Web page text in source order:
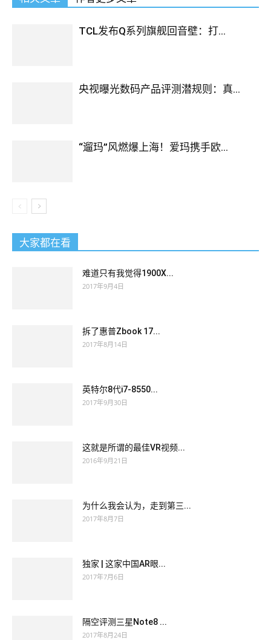
TCL发布Q系列旗舰回音壁：打...
央视曝光数码产品评测潜规则：真...
“遛玛”风燃爆上海！爱玛携手欧...
大家都在看
难道只有我觉得1900X...
2017年9月4日
拆了惠普Zbook 17...
2017年8月14日
英特尔8代i7-8550...
2017年9月30日
这就是所谓的最佳VR视频...
2016年9月21日
为什么我会认为，走到第三...
2017年8月7日
独家 | 这家中国AR眼...
2017年7月6日
隔空评测三星Note8 ...
2017年8月24日